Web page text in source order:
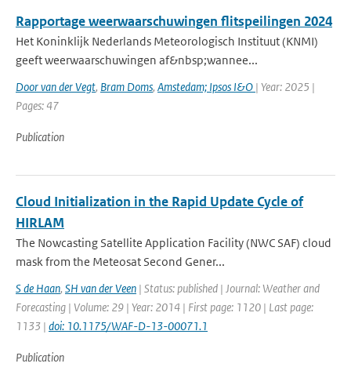
Rapportage weerwaarschuwingen flitspeilingen 2024
Het Koninklijk Nederlands Meteorologisch Instituut (KNMI)
geeft weerwaarschuwingen af&nbsp;wannee...
Door van der Vegt, Bram Doms, Amstedam; Ipsos I&O | Year: 2025 |
Pages: 47
Publication
Cloud Initialization in the Rapid Update Cycle of
HIRLAM
The Nowcasting Satellite Application Facility (NWC SAF) cloud
mask from the Meteosat Second Gener...
S de Haan, SH van der Veen | Status: published | Journal: Weather and
Forecasting | Volume: 29 | Year: 2014 | First page: 1120 | Last page:
1133 | doi: 10.1175/WAF-D-13-00071.1
Publication